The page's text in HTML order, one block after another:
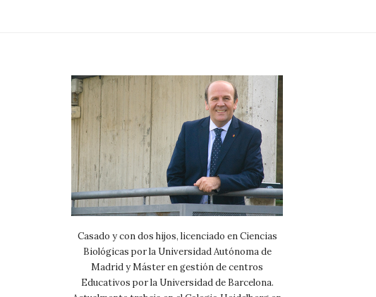
Casado y con dos hijos, licenciado en Ciencias
Biológicas por la Universidad Autónoma de
Madrid y Máster en gestión de centros
Educativos por la Universidad de Barcelona.